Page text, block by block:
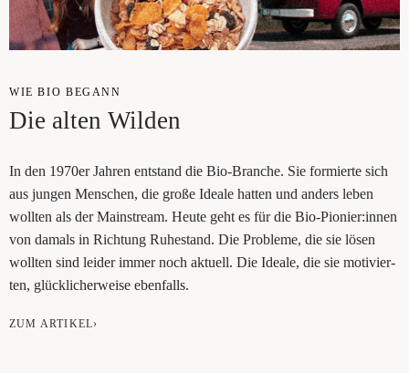
WIE BIO BEGANN
Die alten Wilden
In den 1970er Jah­ren ent­stand die Bio-Bran­che. Sie ­for­mier­te sich
aus jun­gen Men­schen, die gro­ße Idea­le ­hat­ten und anders ­leben
woll­ten als der Main­stream. Heu­te geht es für die Bio-­Pionier:innen
von damals in ­Rich­tung Ruhe­stand. Die Pro­ble­me, die sie lösen
woll­ten sind lei­der immer ­noch aktu­ell. Die Idea­le, ­die sie moti­vier­
ten, glück­li­cher­wei­se ebenfalls.
ZUM ARTIKEL›